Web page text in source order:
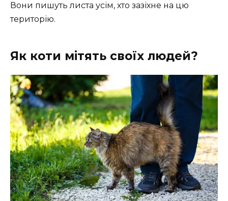
Вони пишуть листа усім, хто зазіхне на цю
територію.
Як коти мітять своїх людей?